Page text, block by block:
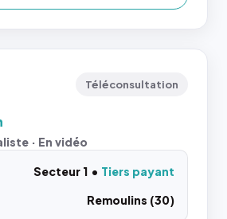
Téléconsultation
· En vidéo
Secteur 1
Tiers payant
Remoulins (30)